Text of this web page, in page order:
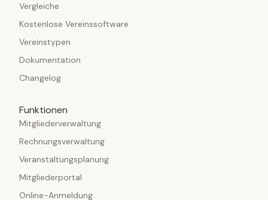
Vergleiche
Kostenlose Vereinssoftware
Vereinstypen
Dokumentation
Changelog
Funktionen
Mitgliederverwaltung
Rechnungsverwaltung
Veranstaltungsplanung
Mitgliederportal
Online-Anmeldung